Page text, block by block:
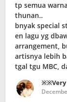
tp semua
thunan..
bnyak special
en lagu yg
arrangement,
artisnya lebih
tgal tgu MBC,